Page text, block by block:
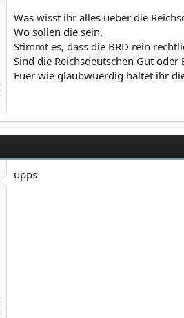
Was wisst ihr alles ueber die
Wo sollen die sein.
Stimmt es, dass die BRD rein
Sind die Reichsdeutschen Gut oder
Fuer wie glaubwuerdig haltet ihr
upps